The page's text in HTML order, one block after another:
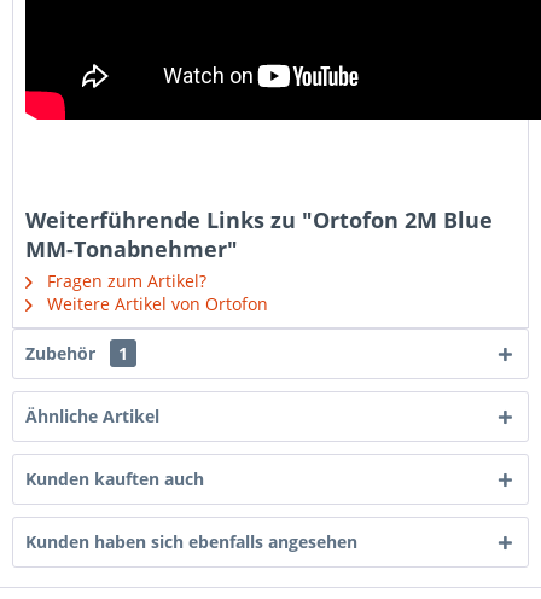
Weiterführende Links zu "Ortofon 2M Blue
MM-Tonabnehmer"
Fragen zum Artikel?
Weitere Artikel von Ortofon
Zubehör 1
Ähnliche Artikel
Kunden kauften auch
Kunden haben sich ebenfalls angesehen